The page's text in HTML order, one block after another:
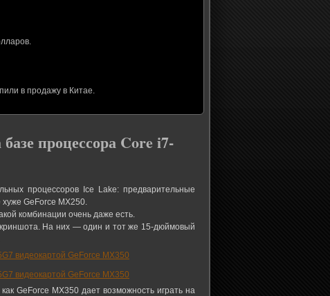
в продажу в Китае.
процессора Core i7-
процессоров Ice Lake: предварительные
хуже GeForce MX250.
комбинации очень даже есть.
На них — один и тот же 15-дюймовый
GeForce MX350 дает возможность играть на